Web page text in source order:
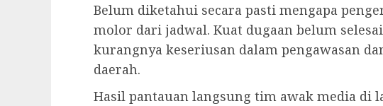
Belum diketahui secara pasti mengapa
molor dari jadwal. Kuat dugaan belum
kurangnya keseriusan dalam pengawasan
daerah.
Hasil pantauan langsung tim awak media di